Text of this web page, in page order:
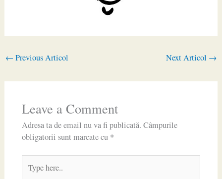
← Previous Articol Next Articol →
Leave a Comment
Adresa ta de email nu va fi publicată. Câmpurile
obligatorii sunt marcate cu *
here..